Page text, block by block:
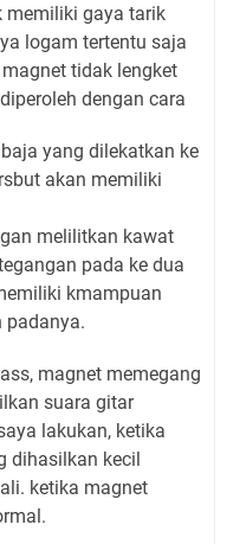
memiliki gaya tarik
logam tertentu saja
tidak lengket
dengan cara
yang dilekatkan ke
akan memiliki
melilitkan kawat
pada ke dua
kmampuan
padanya.
magnet memegang
suara gitar
lakukan, ketika
dihasilkan kecil
ketika magnet